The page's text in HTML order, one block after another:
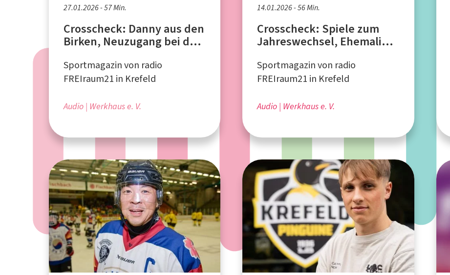
27.01.2026 - 57 Min.
Crosscheck: Danny aus den
Birken, Neuzugang bei den
Sportmagazin von radio
FREIraum21 in Krefeld
Audio Werkhaus e. V.
14.01.2026 - 56 Min.
Crosscheck: Spiele zum
Jahreswechsel, Ehemaliger
Sportmagazin von radio
FREIraum21 in Krefeld
Audio Werkhaus e. V.